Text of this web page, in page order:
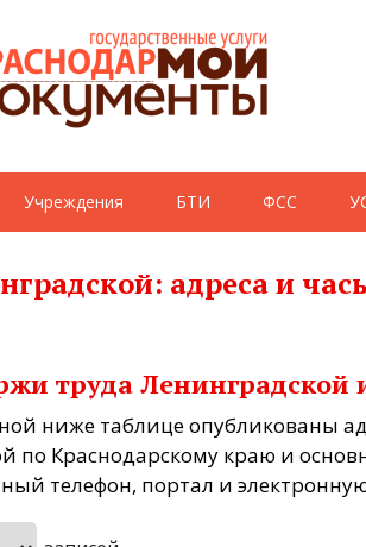
Учреждения БТИ ФСС
адреса и
труда Ленинградской
ниже таблице опубликованы
по Краснодарскому краю и
телефон, портал и